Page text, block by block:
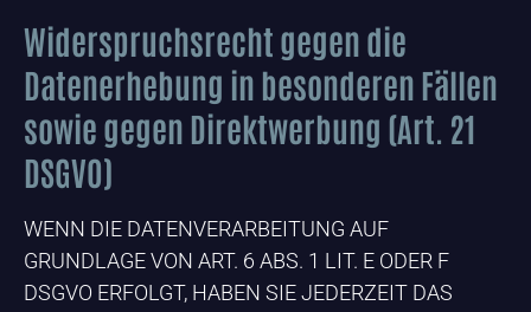
Widerspruchsrecht gegen die
Datenerhebung in besonderen Fällen
sowie gegen Direktwerbung (Art. 21
DSGVO)
WENN DIE DATENVERARBEITUNG AUF
GRUNDLAGE VON ART. 6 ABS. 1 LIT. E ODER F
DSGVO ERFOLGT, HABEN SIE JEDERZEIT DAS